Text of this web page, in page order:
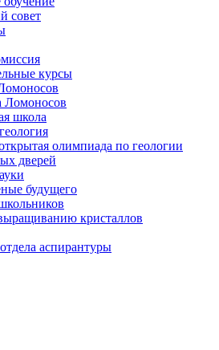
совет
курсы
Ломоносов
школа
олимпиада по геологии
дверей
будущего
кристаллов
аспирантуры